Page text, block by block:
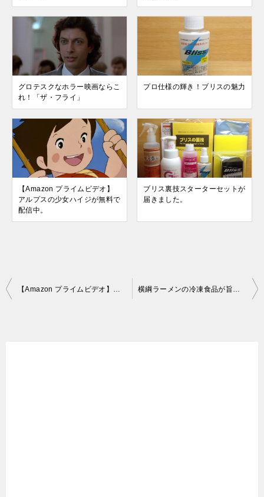
グロテスクなホラー映画ならこ
れ！「ザ・フライ」
プロ仕様の輝き！ブリスの魅力
【Amazon プライムビデオ】
アルプスの少女ハイジが無料で
配信中。
ブリス裏技スターターセットが
届きました。
投
【Amazon プライムビデオ】アルプスの少女ハイジが無料で配信中。 横綱ラーメンの冷凍食品が旨い！お水がいらないラーメンが本格味だった。